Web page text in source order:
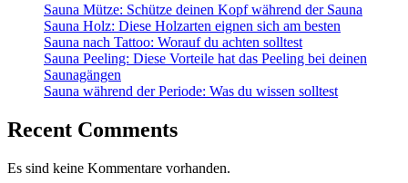
Sauna Mütze: Schütze deinen Kopf während der Sauna
Sauna Holz: Diese Holzarten eignen sich am besten
Sauna nach Tattoo: Worauf du achten solltest
Sauna Peeling: Diese Vorteile hat das Peeling bei deinen
Saunagängen
Sauna während der Periode: Was du wissen solltest
Recent Comments
Es sind keine Kommentare vorhanden.